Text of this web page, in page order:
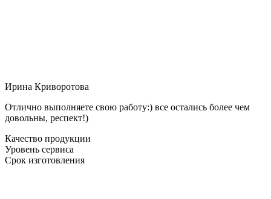
Ирина Криворотова
Отлично выполняете свою работу:) все остались более чем
довольны, респект!)
Качество продукции
Уровень сервиса
Срок изготовления